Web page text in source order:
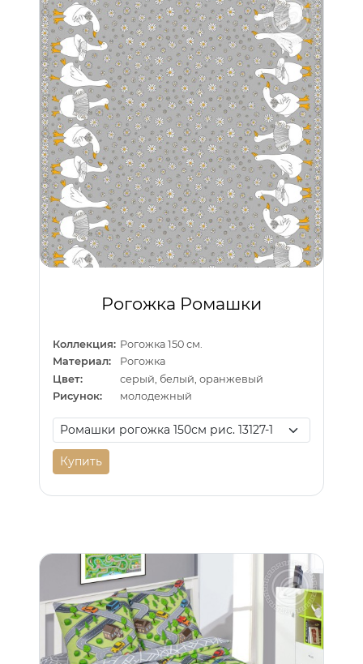
Рогожка Ромашки
Коллекция: Рогожка 150 см.
Материал:
Рогожка
Цвет:
серый, белый, оранжевый
Рисунок:
молодежный
Купить